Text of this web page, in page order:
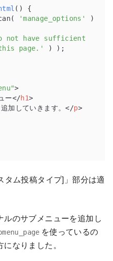
( ) {
'manage_options'
)
not have sufficient
page.'
) );
>
ー</h1>
加していきます。</p>
ム投稿タイプ]」部分は適
ルのサブメニューを追加し
を使っているの
なりました。